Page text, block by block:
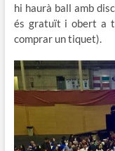
hi haurà ball amb
és gratuït i obert a
comprar un tiquet).